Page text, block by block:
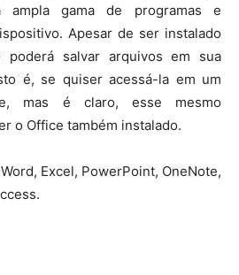
ampla gama de programas e
Apesar de ser instalado
poderá salvar arquivos em sua
é, se quiser acessá-la em um
mas é claro, esse mesmo
o Office também instalado.
Word, Excel, PowerPoint, OneNote,